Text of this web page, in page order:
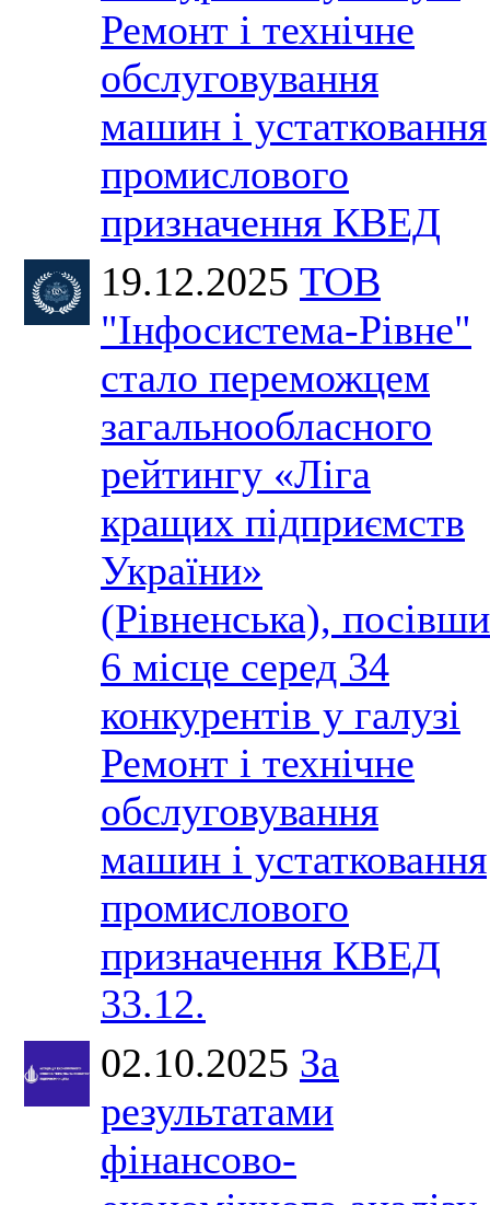
Ремонт і технічне
обслуговування
машин і устатковання
промислового
призначення КВЕД
19.12.2025 ТОВ
"Інфосистема-Рівне"
стало переможцем
загальнообласного
рейтингу «Ліга
кращих підприємств
України»
(Рівненська), посівши
6 місце серед 34
конкурентів у галузі
Ремонт і технічне
обслуговування
машин і устатковання
промислового
призначення КВЕД
33.12.
02.10.2025 За
результатами
фінансово-